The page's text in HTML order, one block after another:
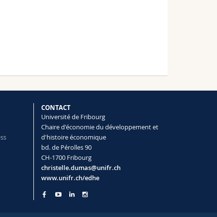
CONTACT
Université de Fribourg
Chaire d'économie du développement et
d'histoire économique
bd. de Pérolles 90
CH-1700 Fribourg
christelle.dumas@unifr.ch
www.unifr.ch/edhe